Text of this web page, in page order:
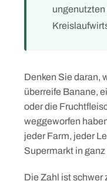
ungenutzten
Denken Sie daran,
überreife Banane,
oder die
weggeworfen
jeder Farm, jeder
Supermarkt in ganz
Die Zahl ist schwer